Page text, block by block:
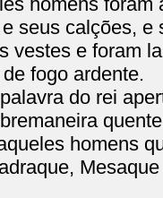
seus calções, e
vestes e foram
fogo ardente.
do rei
homens